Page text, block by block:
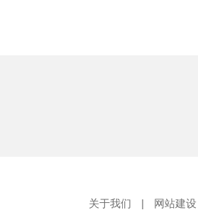
关于我们 | 网站建设